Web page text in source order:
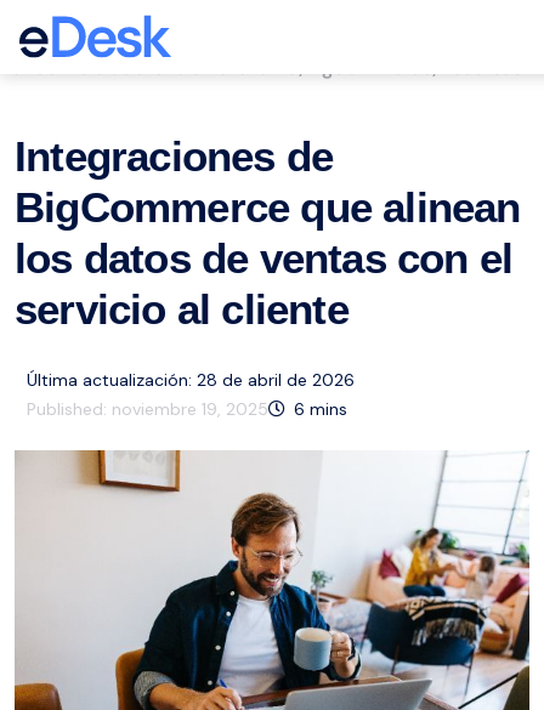
eCommerce Support Central
Integraciones de
BigCommerce que alinean
los datos de ventas con el
servicio al cliente
Última actualización: 28 de abril de 2026
Published: noviembre 19, 2025 6 mins